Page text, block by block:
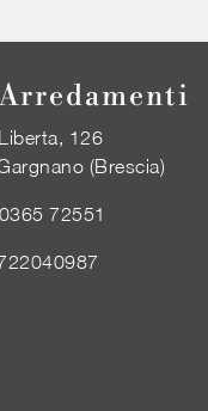
126
(Brescia)
72551